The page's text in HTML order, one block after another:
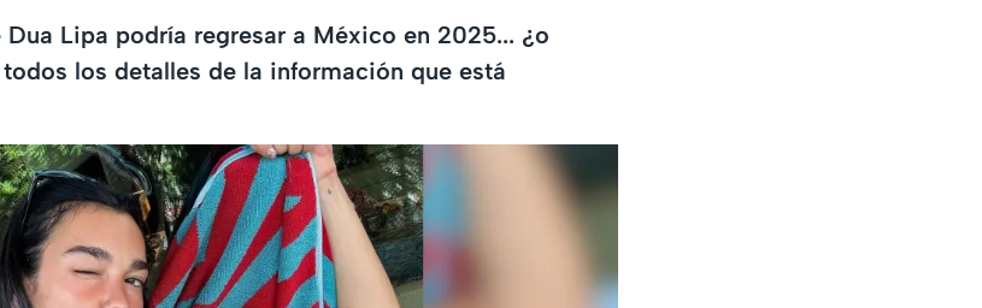
Lipa podría regresar a México en 2025... ¿o
los detalles de la información que está